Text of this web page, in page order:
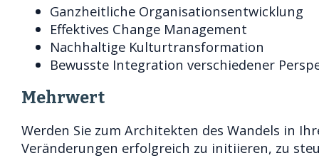
Ganzheitliche Organisationsentwicklung
Effektives Change Management
Nachhaltige Kulturtransformation
Bewusste Integration verschiedener
Mehrwert
Werden Sie zum Architekten des Wandels in
Veränderungen erfolgreich zu initiieren, zu